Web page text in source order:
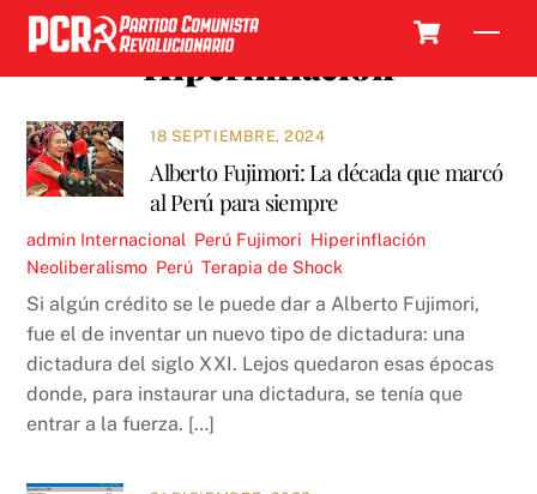
Skip
content
Hiperinflación
18 SEPTIEMBRE, 2024
Alberto Fujimori: La década que marcó
al Perú para siempre
admin Internacional Perú Fujimori Hiperinflación
Neoliberalismo Perú ,Terapia de Shock
Si algún crédito se le puede dar a Alberto Fujimori,
fue el de inventar un nuevo tipo de dictadura: una
dictadura del siglo XXI. Lejos quedaron esas épocas
donde, para instaurar una dictadura, se tenía que
entrar a la fuerza. […]